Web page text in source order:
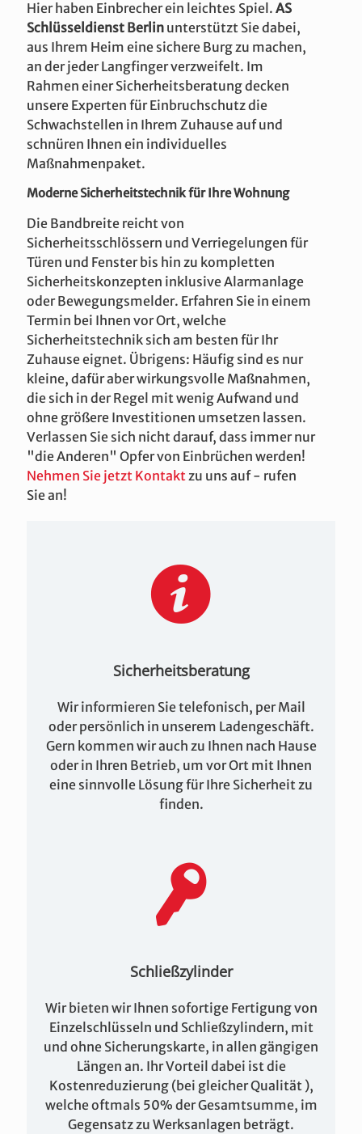
Hier haben Einbrecher ein leichtes Spiel. AS
Schlüsseldienst Berlin unterstützt Sie dabei,
aus Ihrem Heim eine sichere Burg zu machen,
an der jeder Langfinger verzweifelt. Im
Rahmen einer Sicherheitsberatung decken
unsere Experten für Einbruchschutz die
Schwachstellen in Ihrem Zuhause auf und
schnüren Ihnen ein individuelles
Maßnahmenpaket.
Moderne Sicherheitstechnik für Ihre Wohnung
Die Bandbreite reicht von
Sicherheitsschlössern und Verriegelungen für
Türen und Fenster bis hin zu kompletten
Sicherheitskonzepten inklusive Alarmanlage
oder Bewegungsmelder. Erfahren Sie in einem
Termin bei Ihnen vor Ort, welche
Sicherheitstechnik sich am besten für Ihr
Zuhause eignet. Übrigens: Häufig sind es nur
kleine, dafür aber wirkungsvolle Maßnahmen,
die sich in der Regel mit wenig Aufwand und
ohne größere Investitionen umsetzen lassen.
Verlassen Sie sich nicht darauf, dass immer nur
"die Anderen" Opfer von Einbrüchen werden!
Nehmen Sie jetzt Kontaktzu uns auf - rufen
Sie an!
Sicherheitsberatung
Wir informieren Sie telefonisch, per Mail
oder persönlich in unserem Ladengeschäft.
Gern kommen wir auch zu Ihnen nach Hause
oder in Ihren Betrieb, um vor Ort mit Ihnen
eine sinnvolle Lösung für Ihre Sicherheit zu
finden.
Schließzylinder
Wir bieten wir Ihnen sofortige Fertigung von
Einzelschlüsseln und Schließzylindern, mit
und ohne Sicherungskarte, in allen gängigen
Längen an. Ihr Vorteil dabei ist die
Kostenreduzierung (bei gleicher Qualität ),
welche oftmals 50% der Gesamtsumme, im
Gegensatz zu Werksanlagen beträgt.